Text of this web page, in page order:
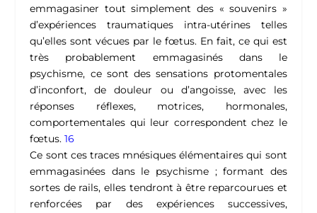
emmagasiner tout simplement des « souvenirs »
d’expériences traumatiques intra-utérines telles
qu’elles sont vécues par le fœtus. En fait, ce qui est
très probablement emmagasinés dans le
psychisme, ce sont des sensations protomentales
d’inconfort, de douleur ou d’angoisse, avec les
réponses réflexes, motrices, hormonales,
comportementales qui leur correspondent chez le
fœtus.16
Ce sont ces traces mnésiques élémentaires qui sont
emmagasinées dans le psychisme ; formant des
sortes de rails, elles tendront à être reparcourues et
renforcées par des expériences successives,